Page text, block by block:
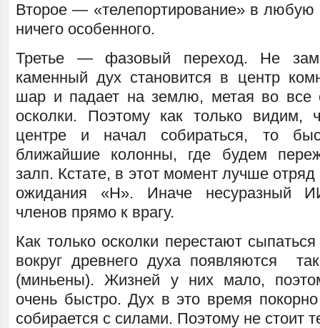
Второе — «телепортирование» в любую
ничего особенного.
Третье — фазовый переход. Не
каменный дух становится в центр
шар и падает на землю, метая во все
осколки. Поэтому как только видим,
центре и начал собираться, то
ближайшие колонны, где будем
залп. Кстате, в этот момент лучше
ожидания «H». Иначе несуразный
членов прямо к врагу.
Как только осколки перестают
вокруг древнего духа появляются
(миньены). Жизней у них мало,
очень быстро. Дух в это время
собирается с силами. Поэтому не стоит